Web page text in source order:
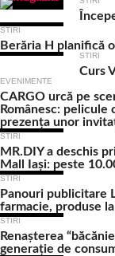
STIRI
Berăria H planifică
STIRI
Curs
EVENIMENTE
CARGO urcă pe
Românesc:
prezența unor
STIRI
MR.DIY a deschis
Mall Iași: peste
STIRI
Panouri publicitare
farmacie, produse
STIRI
Renașterea
generație de